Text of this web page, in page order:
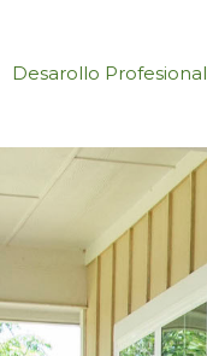
Desarollo Profesional